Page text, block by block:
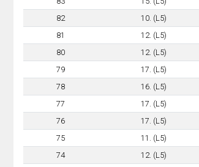
82
10. (L5)
81
12. (L5)
80
12. (L5)
79
17. (L5)
78
16. (L5)
77
17. (L5)
76
17. (L5)
75
11. (L5)
74
12. (L5)